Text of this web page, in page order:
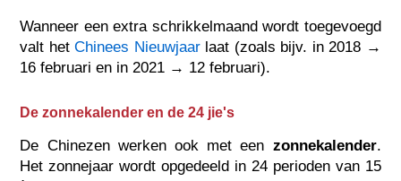
Wanneer een extra schrikkelmaand wordt toegevoegd
valt hetChinees Nieuwjaarlaat (zoals bijv. in 2018 →
16 februari en in 2021 → 12 februari).
De zonnekalender en de 24 jie's
De Chinezen werken ook met een zonnekalender.
Het zonnejaar wordt opgedeeld in 24 perioden van 15